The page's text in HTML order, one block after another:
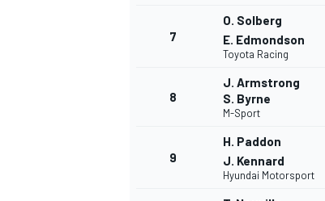
7
O. Solberg
E. Edmondson
Toyota Racing
8
J. Armstrong
S. Byrne
M-Sport
9
H. Paddon
J. Kennard
Hyundai Motorsport